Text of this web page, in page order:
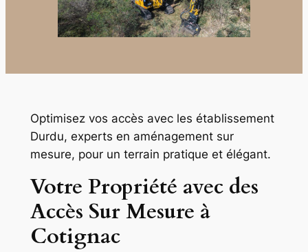
Optimisez vos accès avec les établissement
Durdu, experts en aménagement sur
mesure, pour un terrain pratique et élégant.
Votre Propriété avec des
Accès Sur Mesure à
Cotignac